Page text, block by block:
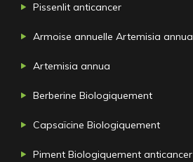
Pissenlit anticancer
Armoise annuelle Artemisia annua
Artemisia annua
Berberine Biologiquement
Capsaïcine Biologiquement
Piment Biologiquement anticancer